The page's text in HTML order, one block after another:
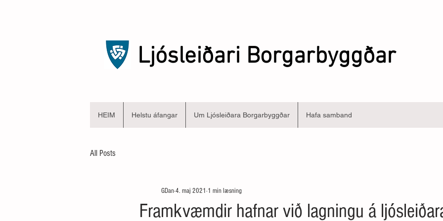
Ljósleiðari Borgarbyggðar
HEIM Helstu áfangar Um Ljósleiðara Borgarbyggðar Hafa samband
All Posts
Framkvæmdir hafnar við lagningu á
GDan4. maj 2021 1 min læsning